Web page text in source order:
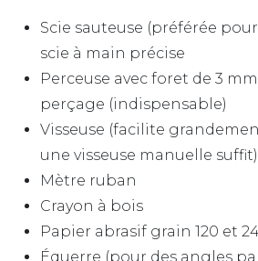
Scie sauteuse (préférée
scie à main précise
Perceuse avec foret de 3
perçage (indispensable)
Visseuse (facilite
une visseuse manuelle suffit)
Mètre ruban
Crayon à bois
Papier abrasif grain 120 et
Équerre (pour des angles